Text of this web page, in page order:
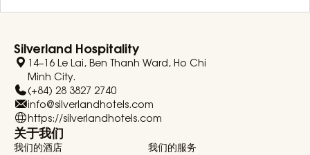
Silverland Hospitality
14–16 Le Lai, Ben Thanh Ward, Ho Chi
Minh City.
(+84) 28 3827 2740
info@silverlandhotels.com
https://silverlandhotels.com
关于我们
我们的酒店
我们的服务